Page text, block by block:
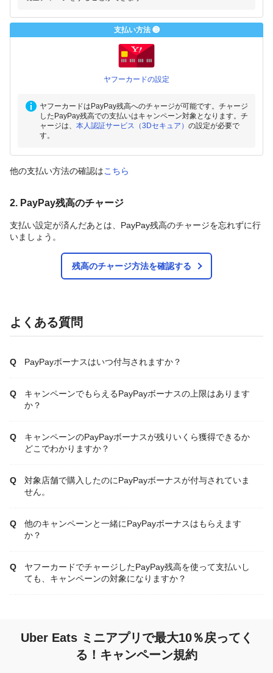
支払い方法 ❸
ヤフーカードの設定
ヤフーカードはPayPay残高へのチャージが可能です。チャージ
したPayPay残高での支払いはキャンペーン対象となります。チ
ャージは、 本人認証サービス（3Dセキュア） の設定が必要で
す。
他の支払い方法の確認はこちら
2. PayPay残高のチャージ
支払い設定が済んだあとは、PayPay残高のチャージを忘れずに行
いましょう。
残高のチャージ方法を確認する
よくある質問
PayPayボーナスはいつ付与されますか？
キャンペーンでもらえるPayPayボーナスの上限はあります
か？
キャンペーンのPayPayボーナスが残りいくら獲得できるか
どこでわかりますか？
対象店舗で購入したのにPayPayボーナスが付与されていま
せん。
他のキャンペーンと一緒にPayPayボーナスはもらえます
か？
ヤフーカードでチャージしたPayPay残高を使って支払いし
ても、キャンペーンの対象になりますか？
Uber Eats ミニアプリで最大10％戻ってく
る！キャンペーン規約